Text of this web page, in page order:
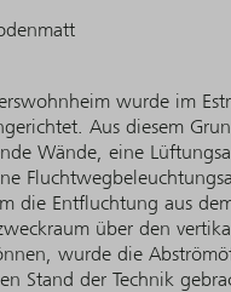
wurde im
Aus diesem
Wände, eine
die Entfluchtung aus
über den
wurde die
Stand der Technik